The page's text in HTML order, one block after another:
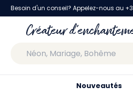
Besoin d'un conseil? Appelez-nous au
Créateur
Nouveautés